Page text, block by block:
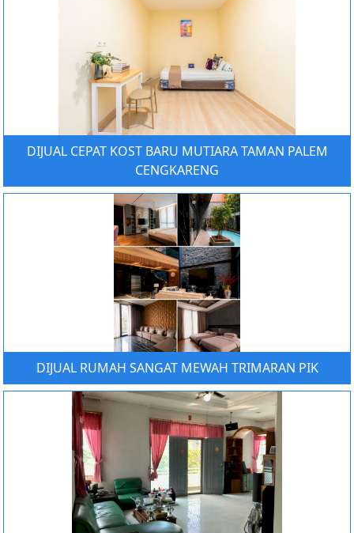
DIJUAL CEPAT KOST BARU MUTIARA TAMAN PALEM
CENGKARENG
DIJUAL RUMAH SANGAT MEWAH TRIMARAN PIK